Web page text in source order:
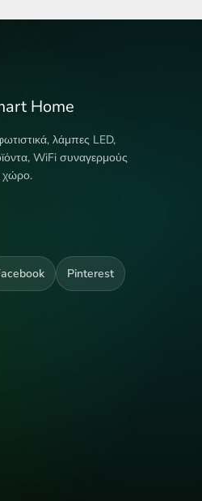
Home
λάμπες LED,
WiFi συναγερμούς
χώρο.
Pinterest